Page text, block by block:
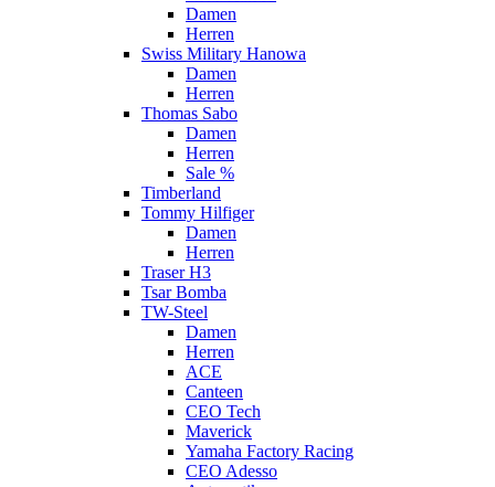
Damen
Herren
Swiss Military Hanowa
Damen
Herren
Thomas Sabo
Damen
Herren
Sale %
Timberland
Tommy Hilfiger
Damen
Herren
Traser H3
Tsar Bomba
TW-Steel
Damen
Herren
ACE
Canteen
CEO Tech
Maverick
Yamaha Factory Racing
CEO Adesso